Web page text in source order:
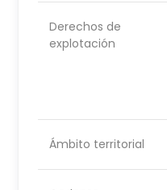
Derechos de
explotación
Ámbito territorial